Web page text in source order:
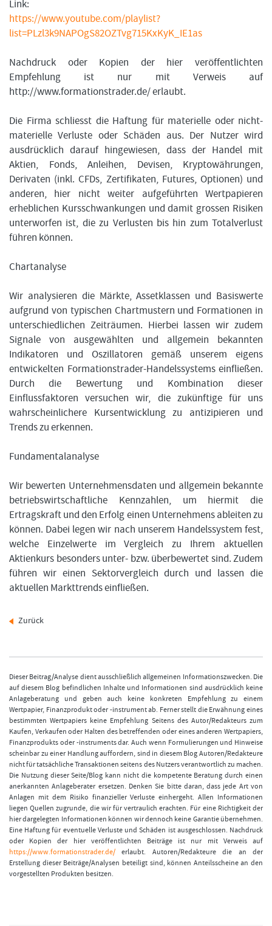
Link:
https://www.youtube.com/playlist?
list=PLzl3k9NAPOgS82OZTvg715KxKyK_IE1as
Nachdruck oder Kopien der hier veröffentlichten
Empfehlung ist nur mit Verweis auf
http://www.formationstrader.de/ erlaubt.
Die Firma schliesst die Haftung für materielle oder nicht-
materielle Verluste oder Schäden aus. Der Nutzer wird
ausdrücklich darauf hingewiesen, dass der Handel mit
Aktien, Fonds, Anleihen, Devisen, Kryptowährungen,
Derivaten (inkl. CFDs, Zertifikaten, Futures, Optionen) und
anderen, hier nicht weiter aufgeführten Wertpapieren
erheblichen Kursschwankungen und damit grossen Risiken
unterworfen ist, die zu Verlusten bis hin zum Totalverlust
führen können.
Chartanalyse
Wir analysieren die Märkte, Assetklassen und Basiswerte
aufgrund von typischen Chartmustern und Formationen in
unterschiedlichen Zeiträumen. Hierbei lassen wir zudem
Signale von ausgewählten und allgemein bekannten
Indikatoren und Oszillatoren gemäß unserem eigens
entwickelten Formationstrader-Handelssystems einfließen.
Durch die Bewertung und Kombination dieser
Einflussfaktoren versuchen wir, die zukünftige für uns
wahrscheinlichere Kursentwicklung zu antizipieren und
Trends zu erkennen.
Fundamentalanalyse
Wir bewerten Unternehmensdaten und allgemein bekannte
betriebswirtschaftliche Kennzahlen, um hiermit die
Ertragskraft und den Erfolg einen Unternehmens ableiten zu
können. Dabei legen wir nach unserem Handelssystem fest,
welche Einzelwerte im Vergleich zu Ihrem aktuellen
Aktienkurs besonders unter- bzw. überbewertet sind. Zudem
führen wir einen Sektorvergleich durch und lassen die
aktuellen Markttrends einfließen.
Zurück
Dieser Beitrag/Analyse dient ausschließlich allgemeinen Informationszwecken. Die
auf diesem Blog befindlichen Inhalte und Informationen sind ausdrücklich keine
Anlageberatung und geben auch keine konkreten Empfehlung zu einem
Wertpapier, Finanzprodukt oder -instrument ab. Ferner stellt die Erwähnung eines
bestimmten Wertpapiers keine Empfehlung Seitens des Autor/Redakteurs zum
Kaufen, Verkaufen oder Halten des betreffenden oder eines anderen Wertpapiers,
Finanzprodukts oder -instruments dar. Auch wenn Formulierungen und Hinweise
scheinbar zu einer Handlung auffordern, sind in diesem Blog Autoren/Redakteure
nicht für tatsächliche Transaktionen seitens des Nutzers verantwortlich zu machen.
Die Nutzung dieser Seite/Blog kann nicht die kompetente Beratung durch einen
anerkannten Anlageberater ersetzen. Denken Sie bitte daran, dass jede Art von
Anlagen mit dem Risiko finanzieller Verluste einhergeht. Allen Informationen
liegen Quellen zugrunde, die wir für vertraulich erachten. Für eine Richtigkeit der
hier dargelegten Informationen können wir dennoch keine Garantie übernehmen.
Eine Haftung für eventuelle Verluste und Schäden ist ausgeschlossen. Nachdruck
oder Kopien der hier veröffentlichten Beiträge ist nur mit Verweis auf
https://www.formationstrader.de/ erlaubt. Autoren/Redakteure die an der
Erstellung dieser Beiträge/Analysen beteiligt sind, können Anteilsscheine an den
vorgestellten Produkten besitzen.